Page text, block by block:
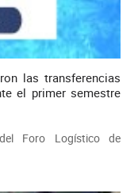
las transferencias
el primer semestre
Foro Logístico de